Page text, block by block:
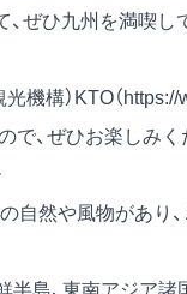
ぜひ九州を満喫
機構）KTO（ https://
、ぜひお楽しみく
自然や風物があり
半島、東南アジ